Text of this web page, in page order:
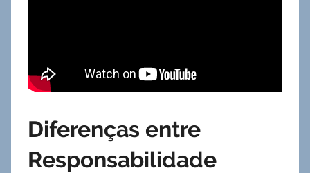
Diferenças entre
Responsabilidade